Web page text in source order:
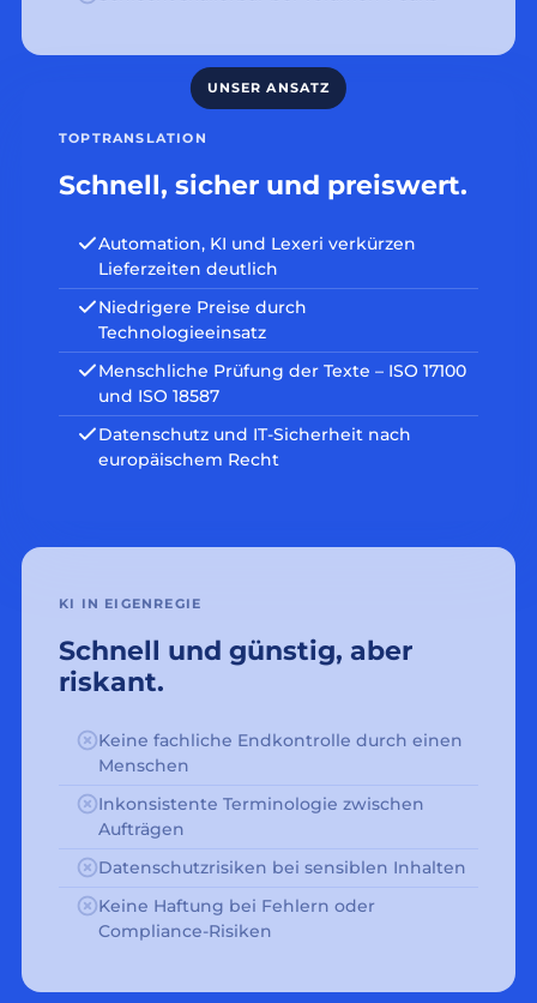
TOPTRANSLATION
Schnell, sicher und preiswert.
Automation, KI und Lexeri verkürzen
Lieferzeiten deutlich
Niedrigere Preise durch
Technologieeinsatz
Menschliche Prüfung der Texte – ISO 17100
und ISO 18587
Datenschutz und IT-Sicherheit nach
europäischem Recht
KI IN EIGENREGIE
Schnell und günstig, aber
riskant.
Keine fachliche Endkontrolle durch einen
Menschen
Inkonsistente Terminologie zwischen
Aufträgen
Datenschutzrisiken bei sensiblen Inhalten
Keine Haftung bei Fehlern oder
Compliance-Risiken